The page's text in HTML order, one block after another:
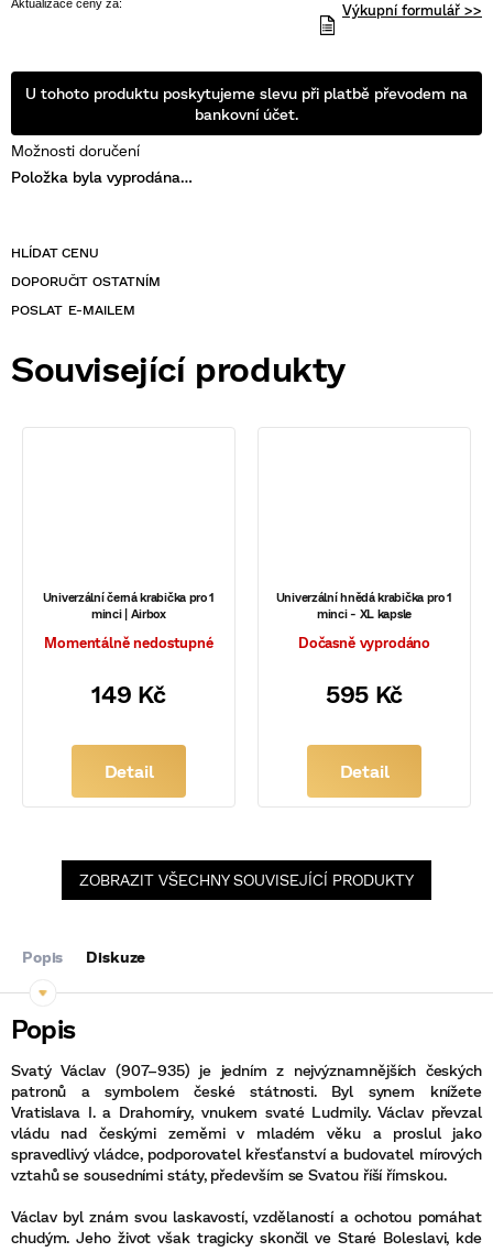
Možnosti doručení
Položka byla vyprodána…
POSLAT
Výkupní formulář >>
U tohoto produktu poskytujeme slevu při platbě převodem na
bankovní účet.
Související produkty
Univerzální černá krabička pro 1
minci | Airbox
Momentálně nedostupné
149 Kč
Detail
Univerzální hnědá krabička pro 1
minci - XL kapsle
Dočasně vyprodáno
595 Kč
Detail
ZOBRAZIT VŠECHNY SOUVISEJÍCÍ PRODUKTY
Popis Diskuze
Svatý Václav (907–935) je jedním z nejvýznamnějších českých
patronů a symbolem české státnosti. Byl synem knížete
Vratislava I. a Drahomíry, vnukem svaté Ludmily. Václav převzal
vládu nad českými zeměmi v mladém věku a proslul jako
spravedlivý vládce, podporovatel křesťanství a budovatel mírových
vztahů se sousedními státy, především se Svatou říší římskou.
Václav byl znám svou laskavostí, vzdělaností a ochotou pomáhat
chudým. Jeho život však tragicky skončil ve Staré Boleslavi, kde